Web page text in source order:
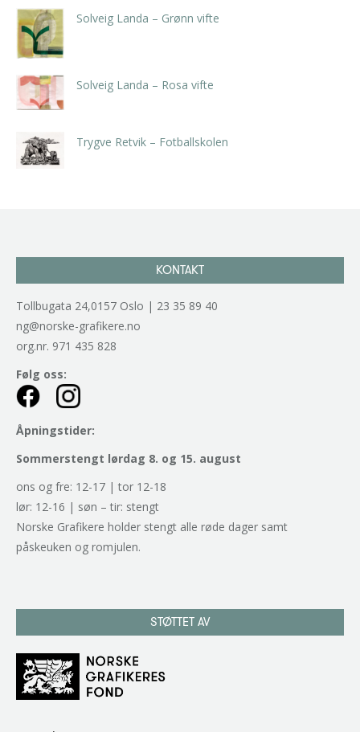
Solveig Landa – Grønn vifte
Solveig Landa – Rosa vifte
Trygve Retvik – Fotballskolen
KONTAKT
Tollbugata 24,0157 Oslo | 23 35 89 40
ng@norske-grafikere.no
org.nr. 971 435 828
Følg oss:
Åpningstider:
Sommerstengt lørdag 8. og 15. august
ons og fre: 12-17 | tor 12-18
lør: 12-16 | søn – tir: stengt
Norske Grafikere holder stengt alle røde dager samt
påskeuken og romjulen.
STØTTET AV